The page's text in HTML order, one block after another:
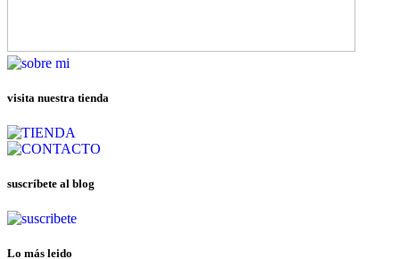
visita nuestra tienda
suscríbete al blog
Lo más leido